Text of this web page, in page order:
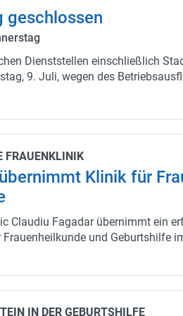
ge­schlos­sen
Dienst­stel­len ein­schließ­lich
9. Juli, wegen des
FRAU­EN­KLI­NIK
Kli­nik für
Clau­diu Fa­ga­dar über­nimmt ein
und Ge­burts­hil­fe
IN DER GE­BURTS­HIL­FE